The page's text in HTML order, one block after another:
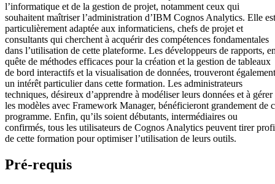
l’informatique et de la gestion de projet, notamment ceux qui
souhaitent maîtriser l’administration d’IBM Cognos Analytics. Elle est
particulièrement adaptée aux informaticiens, chefs de projet et
consultants qui cherchent à acquérir des compétences fondamentales
dans l’utilisation de cette plateforme. Les développeurs de rapports,
quête de méthodes efficaces pour la création et la gestion de tableaux
de bord interactifs et la visualisation de données, trouveront également
un intérêt particulier dans cette formation. Les administrateurs
techniques, désireux d’apprendre à modéliser leurs données et à gérer
les modèles avec Framework Manager, bénéficieront grandement de
programme. Enfin, qu’ils soient débutants, intermédiaires ou
confirmés, tous les utilisateurs de Cognos Analytics peuvent tirer
de cette formation pour optimiser l’utilisation de leurs outils.
Pré-requis